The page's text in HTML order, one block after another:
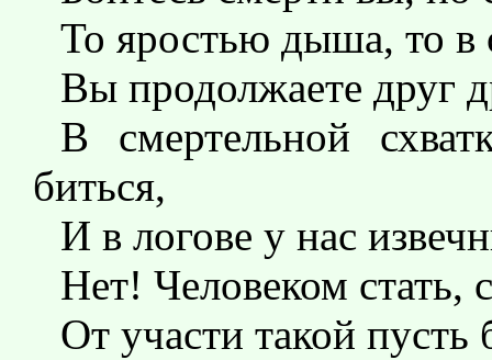
То яростью дыша, то в
Вы продолжаете друг
В смертельной
биться,
И в логове у нас
Нет! Человеком
От участи такой пусть